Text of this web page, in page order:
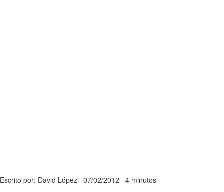
Escrito por: David López 07/02/2012 4 minutos